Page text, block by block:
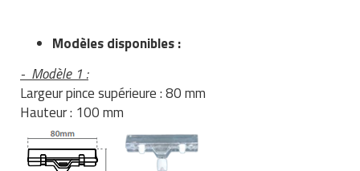
Sautause professionnelle
Table de cuisson professionnelle
Tables de préparation réfrigérées
Ustensile de cuisine
Modèles disponibles :
- Modèle 1 :
Largeur pince supérieure : 80 mm
Hauteur : 100 mm